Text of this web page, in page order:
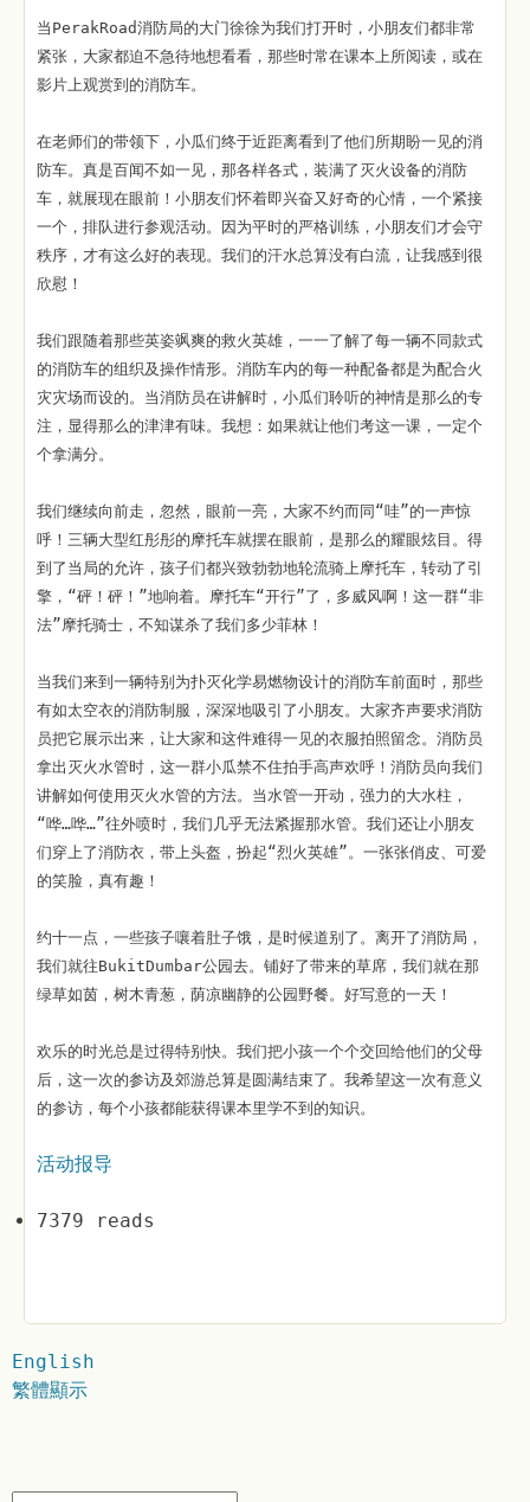
当PerakRoad消防局的大门徐徐为我们打开时，小朋友们都非常
紧张，大家都迫不急待地想看看，那些时常在课本上所阅读，或在
影片上观赏到的消防车。
在老师们的带领下，小瓜们终于近距离看到了他们所期盼一见的消
防车。真是百闻不如一见，那各样各式，装满了灭火设备的消防
车，就展现在眼前！小朋友们怀着即兴奋又好奇的心情，一个紧接
一个，排队进行参观活动。因为平时的严格训练，小朋友们才会守
秩序，才有这么好的表现。我们的汗水总算没有白流，让我感到很
欣慰！
我们跟随着那些英姿飒爽的救火英雄，一一了解了每一辆不同款式
的消防车的组织及操作情形。消防车内的每一种配备都是为配合火
灾灾场而设的。当消防员在讲解时，小瓜们聆听的神情是那么的专
注，显得那么的津津有味。我想：如果就让他们考这一课，一定个
个拿满分。
我们继续向前走，忽然，眼前一亮，大家不约而同“哇”的一声惊
呼！三辆大型红彤彤的摩托车就摆在眼前，是那么的耀眼炫目。得
到了当局的允许，孩子们都兴致勃勃地轮流骑上摩托车，转动了引
擎，“砰！砰！”地响着。摩托车“开行”了，多威风啊！这一群“非
法”摩托骑士，不知谋杀了我们多少菲林！
当我们来到一辆特别为扑灭化学易燃物设计的消防车前面时，那些
有如太空衣的消防制服，深深地吸引了小朋友。大家齐声要求消防
员把它展示出来，让大家和这件难得一见的衣服拍照留念。消防员
拿出灭火水管时，这一群小瓜禁不住拍手高声欢呼！消防员向我们
讲解如何使用灭火水管的方法。当水管一开动，强力的大水柱，
“哗…哗…”往外喷时，我们几乎无法紧握那水管。我们还让小朋友
们穿上了消防衣，带上头盔，扮起“烈火英雄”。一张张俏皮、可爱
的笑脸，真有趣！
约十一点，一些孩子嚷着肚子饿，是时候道别了。离开了消防局，
我们就往BukitDumbar公园去。铺好了带来的草席，我们就在那
绿草如茵，树木青葱，荫凉幽静的公园野餐。好写意的一天！
欢乐的时光总是过得特别快。我们把小孩一个个交回给他们的父母
后，这一次的参访及郊游总算是圆满结束了。我希望这一次有意义
的参访，每个小孩都能获得课本里学不到的知识。
活动报导
7379 reads
English
繁體顯示